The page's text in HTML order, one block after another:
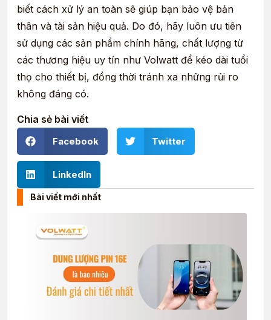
biết cách xử lý an toàn sẽ giúp bạn bảo vệ bản
thân và tài sản hiệu quả. Do đó, hãy luôn ưu tiên
sử dụng các sản phẩm chính hãng, chất lượng từ
các thương hiệu uy tín như Volwatt để kéo dài tuổi
thọ cho thiết bị, đồng thời tránh xa những rủi ro
không đáng có.
Chia sẻ bài viết
Facebook Twitter
LinkedIn
Bài viết mới nhất